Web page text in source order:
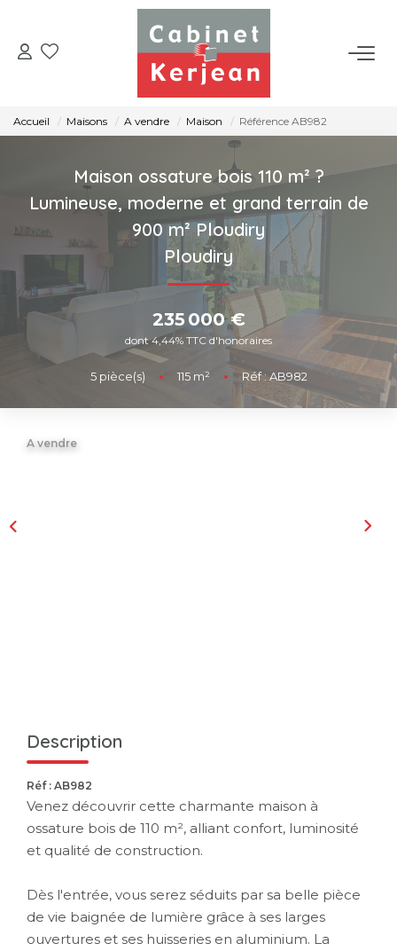
ACHETER
VENDRE
LOUER
NOS AGENCES
CONTACT
Accueil Maisons A vendre Maison Référence AB982
Maison ossature bois 110 m² ?
Lumineuse, moderne et grand terrain de
900 m² Ploudiry
Ploudiry
235 000 €
dont 4,44% TTC d'honoraires
5pièce(s) • 115m² • Réf : AB982
A vendre
Description
Réf : AB982
Venez découvrir cette charmante maison à
ossature bois de 110 m², alliant confort, luminosité
et qualité de construction.
Dès l'entrée, vous serez séduits par sa belle pièce
de vie baignée de lumière grâce à ses larges
ouvertures et ses huisseries en aluminium. La